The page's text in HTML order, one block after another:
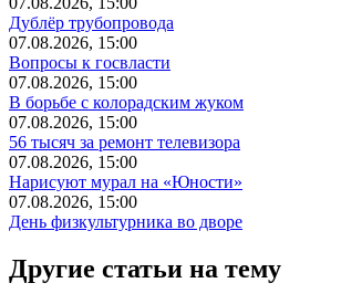
Дублёр трубопровода
07.08.2026, 15:00
Вопросы к госвласти
07.08.2026, 15:00
В борьбе с колорадским жуком
07.08.2026, 15:00
56 тысяч за ремонт телевизора
07.08.2026, 15:00
Нарисуют мурал на «Юности»
07.08.2026, 15:00
День физкультурника во дворе
Другие статьи на тему